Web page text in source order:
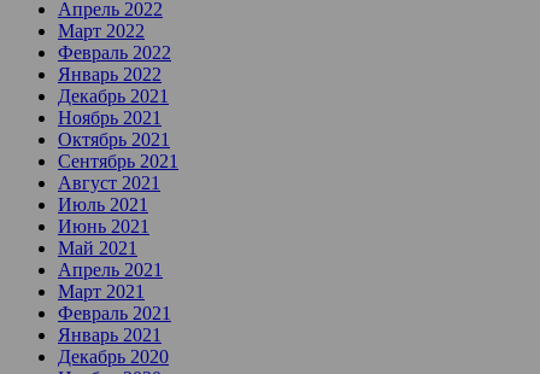
Апрель 2022
Март 2022
Февраль 2022
Январь 2022
Декабрь 2021
Ноябрь 2021
Октябрь 2021
Сентябрь 2021
Август 2021
Июль 2021
Июнь 2021
Май 2021
Апрель 2021
Март 2021
Февраль 2021
Январь 2021
Декабрь 2020